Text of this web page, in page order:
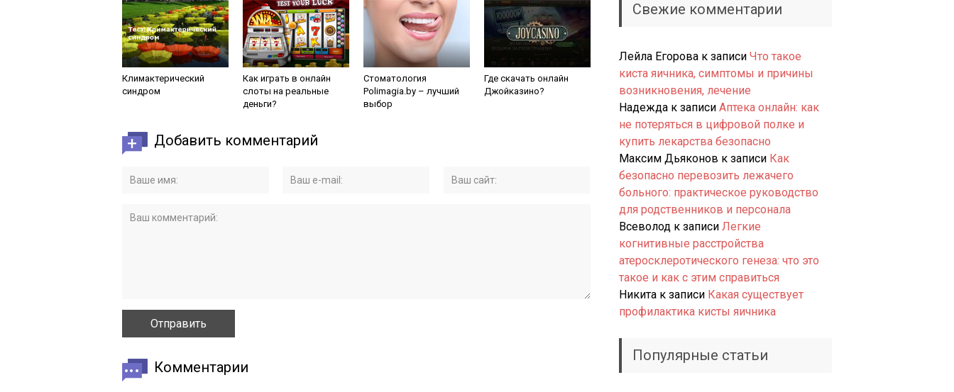
Климактерический
синдром
Как играть в онлайн
слоты на реальные
деньги?
Стоматология
Polimagia.by – лучший
выбор
Где скачать онлайн
Джойказино?
Добавить комментарий
Комментарии
Свежие комментарии
Лейла Егорова к записи Что такое
киста яичника, симптомы и причины
возникновения, лечение
Надежда к записи Аптека онлайн: как
не потеряться в цифровой полке и
купить лекарства безопасно
Максим Дьяконов к записи Как
безопасно перевозить лежачего
больного: практическое руководство
для родственников и персонала
Всеволод к записи Легкие
когнитивные расстройства
атеросклеротического генеза: что это
такое и как с этим справиться
Никита к записи Какая существует
профилактика кисты яичника
Популярные статьи